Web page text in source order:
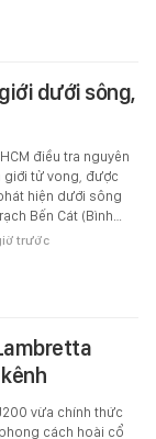
dưới sông,
điều tra nguyên
giới tử vong, được
hiện dưới sông
Bến Cát (Bình…
trước
vừa chính thức
cách hoài cổ